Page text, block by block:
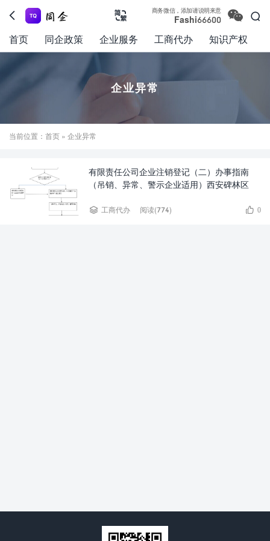
 
商务微信，添加请说明来意
Fashi66600 

首页 同企政策 企业服务 工商代办 知识产权
企业异常
当前位置： 首页 » 企业异常
有限责任公司企业注销登记（二）办事指南
（吊销、异常、警示企业适用）西安碑林区
 工商代办 阅读(774)  0